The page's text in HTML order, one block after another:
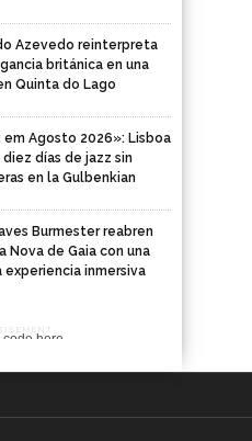
Azevedo reinterpreta
británica en una
Quinta do Lago
em Agosto 2026»: Lisboa
diez días de jazz sin
en la Gulbenkian
Burmester reabren
Nova de Gaia con una
experiencia inmersiva
code here